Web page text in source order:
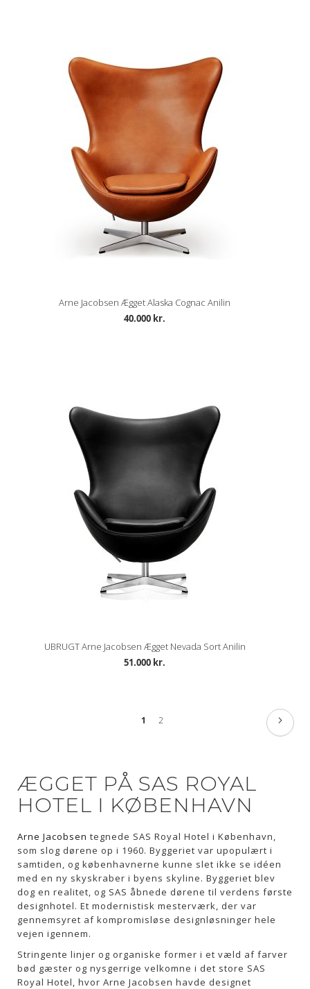
Arne Jacobsen Ægget Alaska Cognac Anilin
40.000 kr.
UBRUGT Arne Jacobsen Ægget Nevada Sort Anilin
51.000 kr.
Side
Du
1 Side
2 Side
Næste
ÆGGET PÅ SAS ROYAL
HOTEL I KØBENHAVN
Arne Jacobsen tegnede SAS Royal Hotel i København,
som slog dørene op i 1960. Byggeriet var upopulært i
samtiden, og københavnerne kunne slet ikke se idéen
med en ny skyskraber i byens skyline. Byggeriet blev
dog en realitet, og SAS åbnede dørene til verdens første
designhotel. Et modernistisk mesterværk, der var
gennemsyret af kompromisløse designløsninger hele
vejen igennem.
Stringente linjer og organiske former i et væld af farver
bød gæster og nysgerrige velkomne i det store SAS
Royal Hotel, hvor Arne Jacobsen havde designet